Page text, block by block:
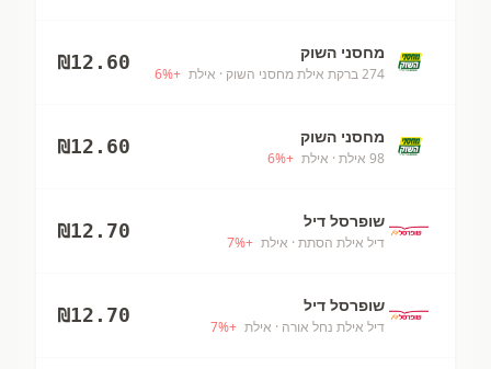
מחסני השוק
274 ברקת אילת מחסני השוק · אילת +
6%
₪12.60
מחסני השוק
98 אילת · אילת +
6%
₪12.60
שופרסל דיל
דיל אילת הסתת · אילת +
7%
₪12.70
שופרסל דיל
דיל אילת נחל אורה · אילת +
7%
₪12.70